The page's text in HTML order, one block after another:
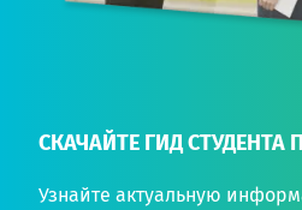
СКАЧАЙТЕ ГИД СТУДЕНТА
Узнайте актуальную